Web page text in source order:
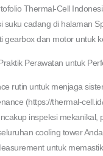
Thermal-Cell
suku cadang di halaman
gearbox dan motor untuk
Perawatan untuk
rutin untuk menjaga
(https://thermal-
inspeksi mekanikal,
cooling tower Anda.
untuk